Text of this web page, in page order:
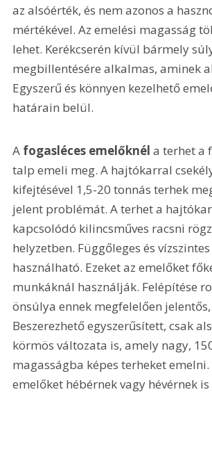
az alsóérték, és nem azonos a
mértékével. Az emelési magasság
lehet. Kerékcserén kívül bármely
megbillentésére alkalmas, aminek
Egyszerű és könnyen kezelhető
határain belül.
A fogasléces emelőknél a terhet a
talp emeli meg. A hajtókarral
kifejtésével 1,5-20 tonnás terhek
jelent problémát. A terhet a
kapcsolódó kilincsműves racsni
helyzetben. Függőleges és
használható. Ezeket az emelőket
munkáknál használják. Felépítése
önsúlya ennek megfelelően
Beszerezhető egyszerűsített, csak
körmös változata is, amely nagy,
magasságba képes terheket emelni.
emelőket hébérnek vagy hévérnek is